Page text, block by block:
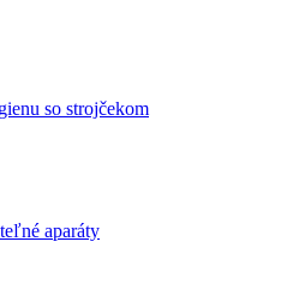
so strojčekom
aparáty